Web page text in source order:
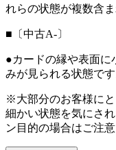
れらの状態が複数含
■〔中古A-〕
●カードの縁や表面に
みが見られる状態です
※大部分のお客様にと
細かい状態を気にさ
ン目的の場合はご注意